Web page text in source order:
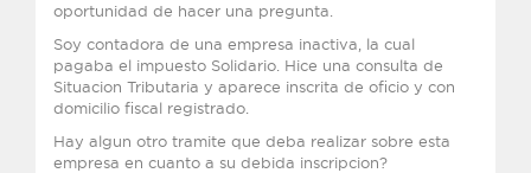
oportunidad de hacer una pregunta.
Soy contadora de una empresa inactiva, la cual
pagaba el impuesto Solidario. Hice una consulta de
Situacion Tributaria y aparece inscrita de oficio y con
domicilio fiscal registrado.
Hay algun otro tramite que deba realizar sobre esta
empresa en cuanto a su debida inscripcion?